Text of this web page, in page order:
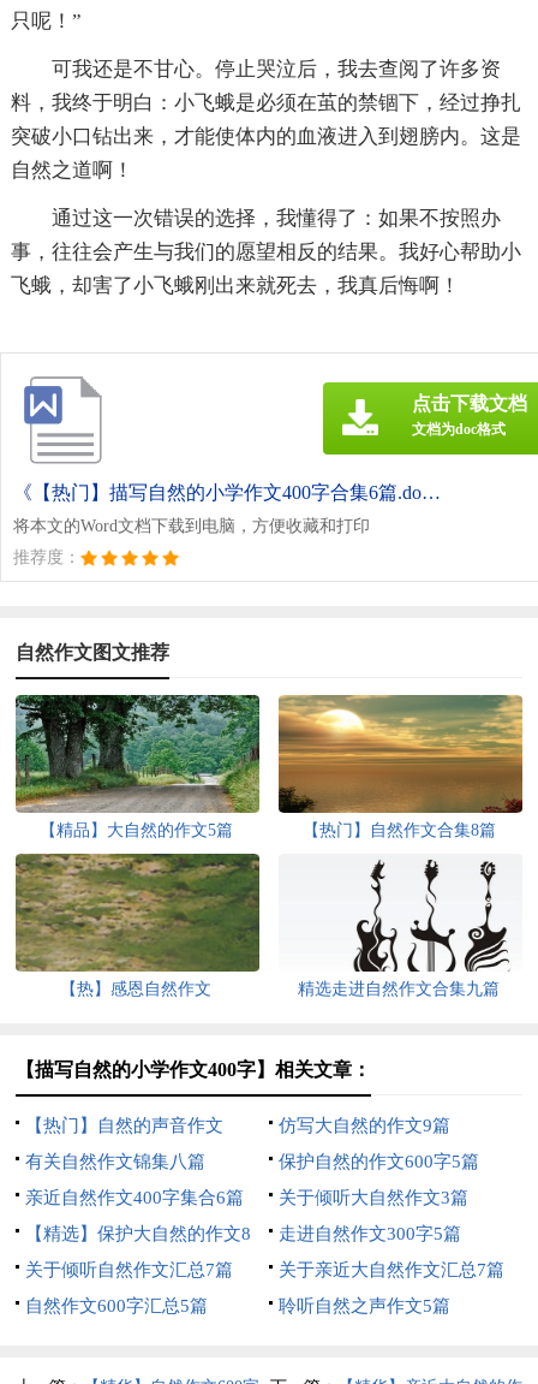
只呢！”
可我还是不甘心。停止哭泣后，我去查阅了许多资
料，我终于明白：小飞蛾是必须在茧的禁锢下，经过挣扎
突破小口钻出来，才能使体内的血液进入到翅膀内。这是
自然之道啊！
通过这一次错误的选择，我懂得了：如果不按照办
事，往往会产生与我们的愿望相反的结果。我好心帮助小
飞蛾，却害了小飞蛾刚出来就死去，我真后悔啊！
《【热门】描写自然的小学作文400字合集6篇.doc》
将本文的Word文档下载到电脑，方便收藏和打印
推荐度：
点击下载文档
文档为doc格式
自然作文图文推荐
【精品】大自然的作文5篇 【热门】自然作文合集8篇
【热】感恩自然作文 精选走进自然作文合集九篇
【描写自然的小学作文400字】相关文章：
【热门】自然的声音作文
仿写大自然的作文9篇
有关自然作文锦集八篇
保护自然的作文600字5篇
亲近自然作文400字集合6篇
关于倾听大自然作文3篇
【精选】保护大自然的作文8
篇
走进自然作文300字5篇
关于倾听自然作文汇总7篇
关于亲近大自然作文汇总7篇
自然作文600字汇总5篇
聆听自然之声作文5篇